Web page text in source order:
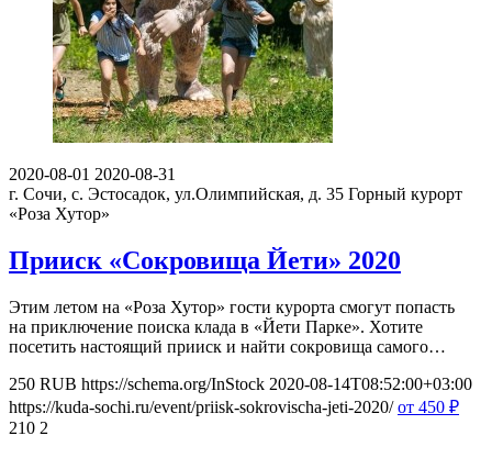
2020-08-01 2020-08-31
г. Сочи, с. Эстосадок, ул.Олимпийская, д. 35 Горный курорт
«Роза Хутор»
Прииск «Сокровища Йети» 2020
Этим летом на «Роза Хутор» гости курорта смогут попасть
на приключение поиска клада в «Йети Парке». Хотите
посетить настоящий прииск и найти сокровища самого…
250 RUB https://schema.org/InStock 2020-08-14T08:52:00+03:00
https://kuda-sochi.ru/event/priisk-sokrovischa-jeti-2020/ от 450 ₽
210 2